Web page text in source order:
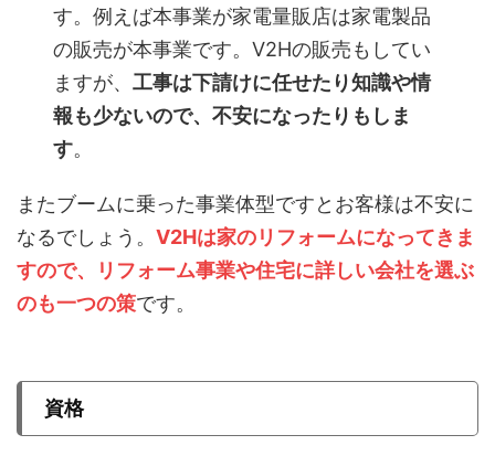
す。例えば本事業が家電量販店は家電製品
の販売が本事業です。V2Hの販売もしてい
ますが、工事は下請けに任せたり知識や情
報も少ないので、不安になったりもしま
す。
またブームに乗った事業体型ですとお客様は不安に
なるでしょう。 V2Hは家のリフォームになってきま
すので、リフォーム事業や住宅に詳しい会社を選ぶ
のも一つの策です。
資格